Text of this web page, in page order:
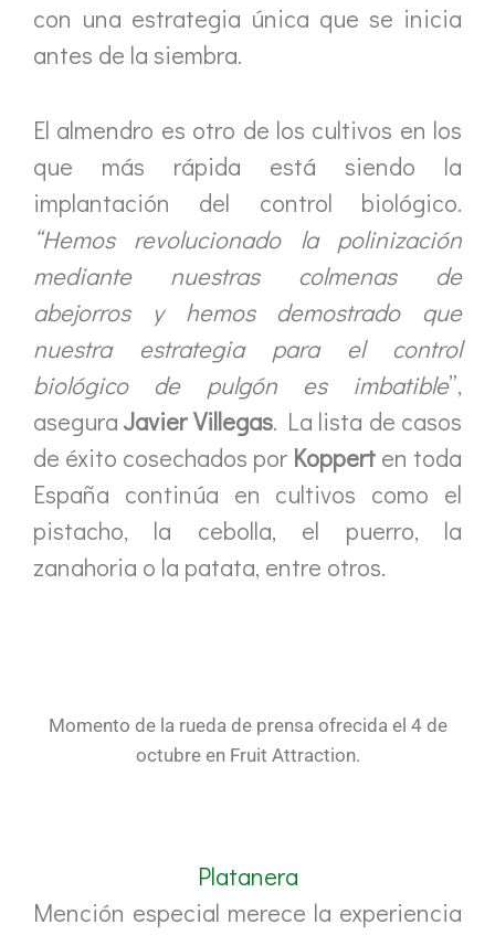
con una estrategia única que se inicia
antes de la siembra.
El almendro es otro de los cultivos en los
que más rápida está siendo la
implantación del control biológico.
“Hemos revolucionado la polinización
mediante nuestras colmenas de
abejorros y hemos demostrado que
nuestra estrategia para el control
biológico de pulgón es imbatible”,
asegura Javier Villegas. La lista de casos
de éxito cosechados por Koppert en toda
España continúa en cultivos como el
pistacho, la cebolla, el puerro, la
zanahoria o la patata, entre otros.
Momento de la rueda de prensa ofrecida el 4 de
octubre en Fruit Attraction.
Platanera
Mención especial merece la experiencia